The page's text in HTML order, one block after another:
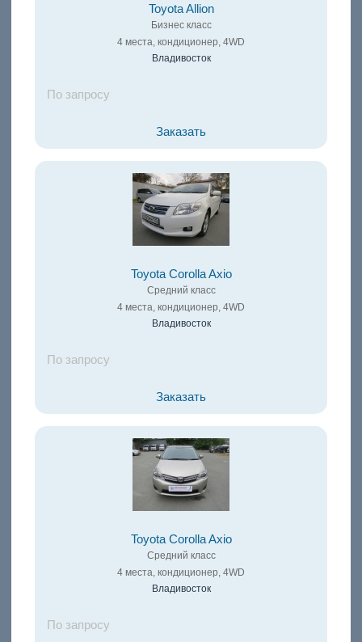
Toyota Allion
Бизнес класс
4 места, кондиционер, 4WD
Владивосток
По запросу
Заказать
Toyota Corolla Axio
Средний класс
4 места, кондиционер, 4WD
Владивосток
По запросу
Заказать
Toyota Corolla Axio
Средний класс
4 места, кондиционер, 4WD
Владивосток
По запросу